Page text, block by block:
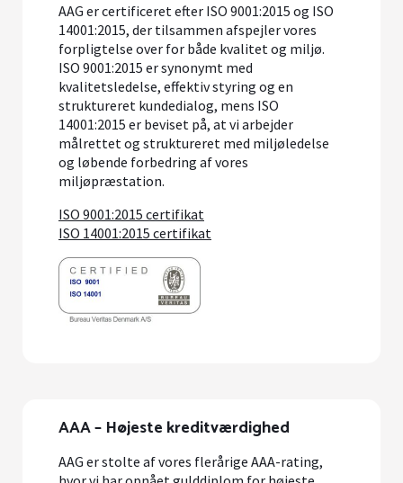
AAG er certificeret efter ISO 9001:2015 og ISO
14001:2015, der tilsammen afspejler vores
forpligtelse over for både kvalitet og miljø.
ISO 9001:2015 er synonymt med
kvalitetsledelse, effektiv styring og en
struktureret kundedialog, mens ISO
14001:2015 er beviset på, at vi arbejder
målrettet og struktureret med miljøledelse
og løbende forbedring af vores
miljøpræstation.
ISO 9001:2015 certifikat
ISO 14001:2015 certifikat
AAA – Højeste kreditværdighed
AAG er stolte af vores flerårige AAA-rating,